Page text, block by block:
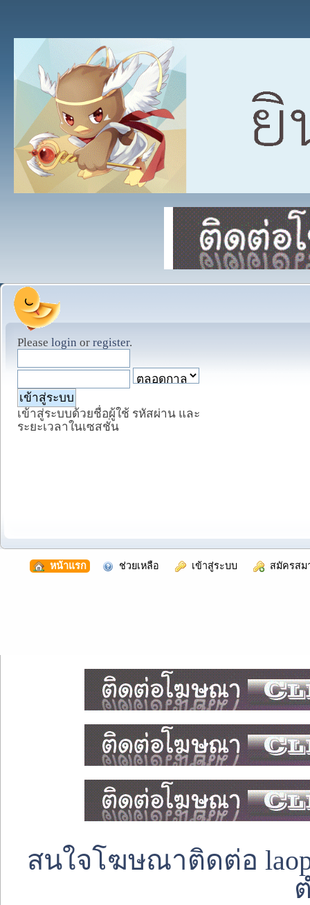
Please login or register.
เข้าสู่ระบบด้วยชื่อผู้ใช้ รหัสผ่าน และ
ระยะเวลาในเซสชั่น
หน้าแรก ช่วยเหลือ เข้าสู่ระบบ สมัครสม
สนใจโฆษณาติดต่อ